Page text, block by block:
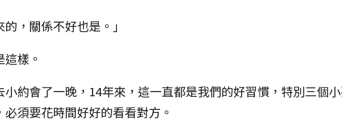
，關係不好也是。」
樣。
約會了一晚，14年來，這一直都是我們的好習慣，特別三個
須要花時間好好的看看對方。